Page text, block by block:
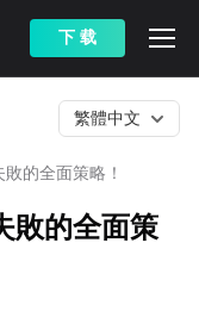
下 载
的全面策略！
繁體中文
敗的全面策